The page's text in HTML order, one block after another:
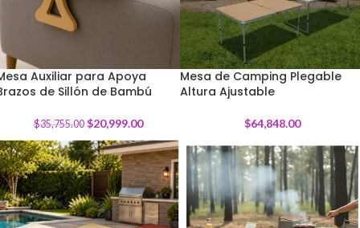
-41%
Auxiliar para Apoya
de Sillón de Bambú
$35,755.00 $20,999.00
Mesa de Camping Plegable
Altura Ajustable
$64,848.00